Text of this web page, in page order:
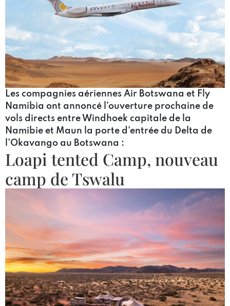
Les compagnies aériennes Air Botswana et Fly
Namibia ont annoncé l’ouverture prochaine de
vols directs entre Windhoek capitale de la
Namibie et Maun la porte d’entrée du Delta de
l’Okavango au Botswana :
Loapi tented Camp, nouveau
camp de Tswalu